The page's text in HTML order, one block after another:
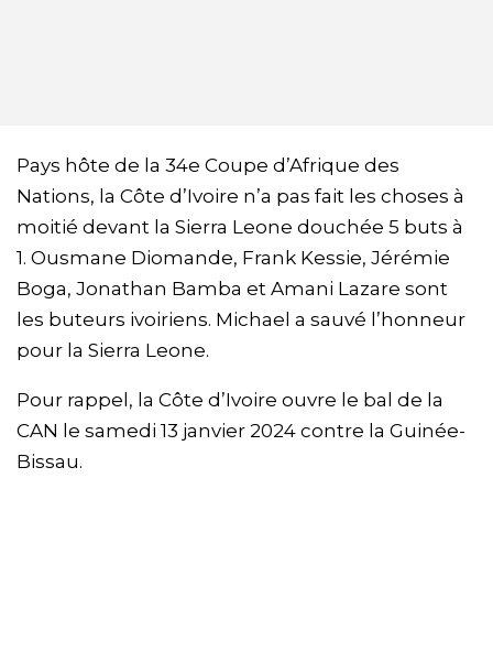
Pays hôte de la 34e Coupe d’Afrique des
Nations, la Côte d’Ivoire n’a pas fait les choses à
moitié devant la Sierra Leone douchée 5 buts à
1. Ousmane Diomande, Frank Kessie, Jérémie
Boga, Jonathan Bamba et Amani Lazare sont
les buteurs ivoiriens. Michael a sauvé l’honneur
pour la Sierra Leone.
Pour rappel, la Côte d’Ivoire ouvre le bal de la
CAN le samedi 13 janvier 2024 contre la Guinée-
Bissau.